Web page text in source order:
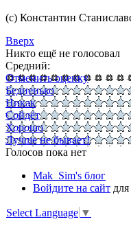
(с) Константин
Вверх
Никто ещё не голосовал
Средний:
Отменить оценку
Бедненько
Никак
Сойдёт
Хорошо
Лучше не бывает!
Голосов пока нет
Mak_Sim's блог
Войдите на сайт
Select Language ▼